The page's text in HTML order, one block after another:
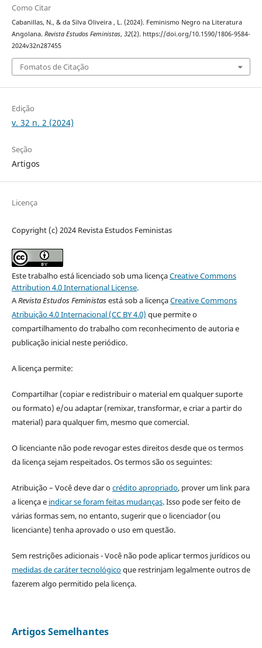
Como Citar
Cabanillas, N., & da Silva Oliveira , L. (2024). Feminismo Negro na Literatura
Angolana. Revista Estudos Feministas, 32(2). https://doi.org/10.1590/1806-9584-
2024v32n287455
Fomatos de Citação
Edição
v. 32 n. 2 (2024)
Seção
Artigos
Licença
Copyright (c) 2024 Revista Estudos Feministas
Este trabalho está licenciado sob uma licençaCreative Commons
Attribution 4.0 International License.
ARevista Estudos Feministasestá sob a licençaCreative Commons
Atribuição 4.0 Internacional (CC BY 4.0) que permite o
compartilhamento do trabalho com reconhecimento de autoria e
publicação inicial neste periódico.
A licença permite:
Compartilhar (copiar e redistribuir o material em qualquer suporte
ou formato) e/ou adaptar (remixar, transformar, e criar a partir do
material) para qualquer fim, mesmo que comercial.
O licenciante não pode revogar estes direitos desde que os termos
da licença sejam respeitados. Os termos são os seguintes:
Atribuição – Você deve dar ocrédito apropriado, prover um link para
a licença e indicar se foram feitas mudanças. Isso pode ser feito de
várias formas sem, no entanto, sugerir que o licenciador (ou
licenciante) tenha aprovado o uso em questão.
Sem restrições adicionais - Você não pode aplicar termos jurídicos ou
medidas de caráter tecnológicoque restrinjam legalmente outros de
fazerem algo permitido pela licença.
Artigos Semelhantes